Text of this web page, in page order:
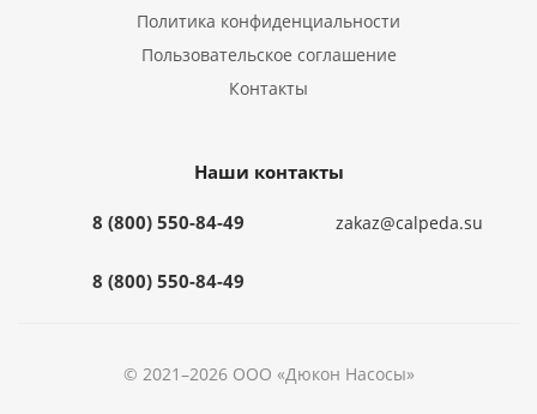
Политика конфиденциальности
Пользовательское соглашение
Контакты
Наши контакты
8 (800) 550-84-49
8 (800) 550-84-49
zakaz@calpeda.su
© 2021–2026 ООО «Дюкон Насосы»